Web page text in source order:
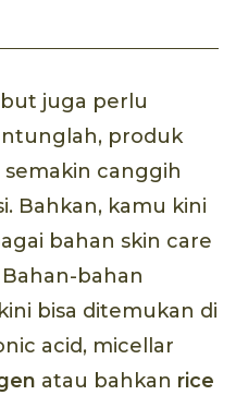
juga perlu
produk
canggih
Bahkan, kamu kini
bahan skin care
bahan
bisa ditemukan di
acid, micellar
atau bahkan rice